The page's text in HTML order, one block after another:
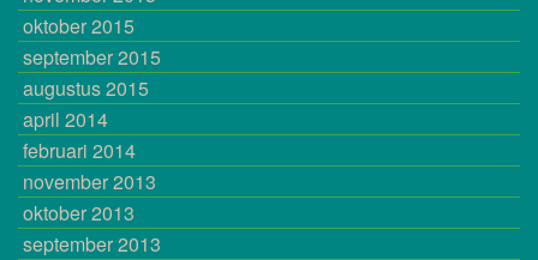
oktober 2015
september 2015
augustus 2015
april 2014
februari 2014
november 2013
oktober 2013
september 2013